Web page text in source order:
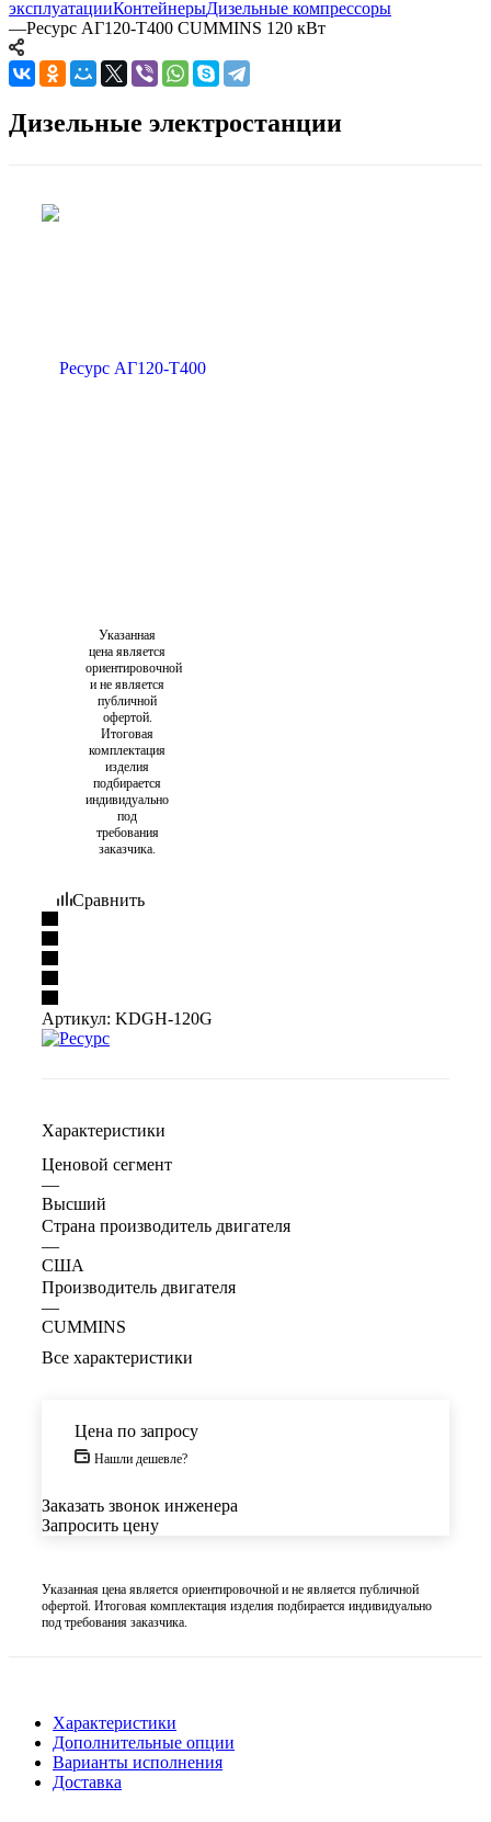
эксплуатацииКонтейнерыДизельные компрессоры
—Ресурс АГ120-Т400 CUMMINS 120 кВт
Дизельные электростанции
Указанная
цена является
ориентировочной
и не является
публичной
офертой.
Итоговая
комплектация
изделия
подбирается
индивидуально
под
требования
заказчика.
Сравнить
Артикул: KDGH-120G
Характеристики
Ценовой сегмент
—
Высший
Страна производитель двигателя
—
США
Производитель двигателя
—
CUMMINS
Все характеристики
Цена по запросу
Нашли дешевле?
Заказать звонок инженера
Запросить цену
Указанная цена является ориентировочной и не является публичной
офертой. Итоговая комплектация изделия подбирается индивидуально
под требования заказчика.
Характеристики
Дополнительные опции
Варианты исполнения
Доставка